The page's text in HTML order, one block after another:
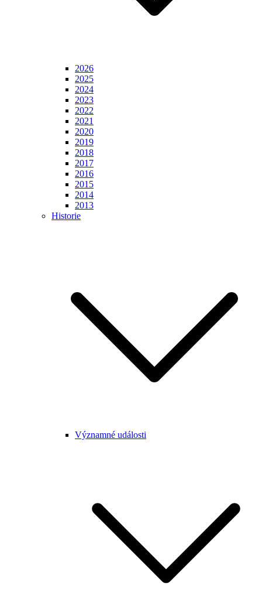
2026
2025
2024
2023
2022
2021
2020
2019
2018
2017
2016
2015
2014
2013
Historie
Významné události